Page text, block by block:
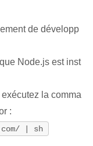
de développ
Node.js est inst
la comma
:
| sh